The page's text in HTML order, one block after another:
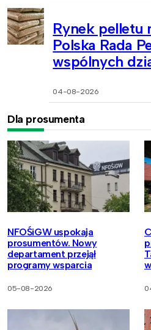
Rynek pelletu
Polska Rada
wspólnych
04-08-2026
Dla prosumenta
NFOŚiGW uspokaja
prosumentów. Nowy
departament przejął
programy wsparcia
05-08-2026